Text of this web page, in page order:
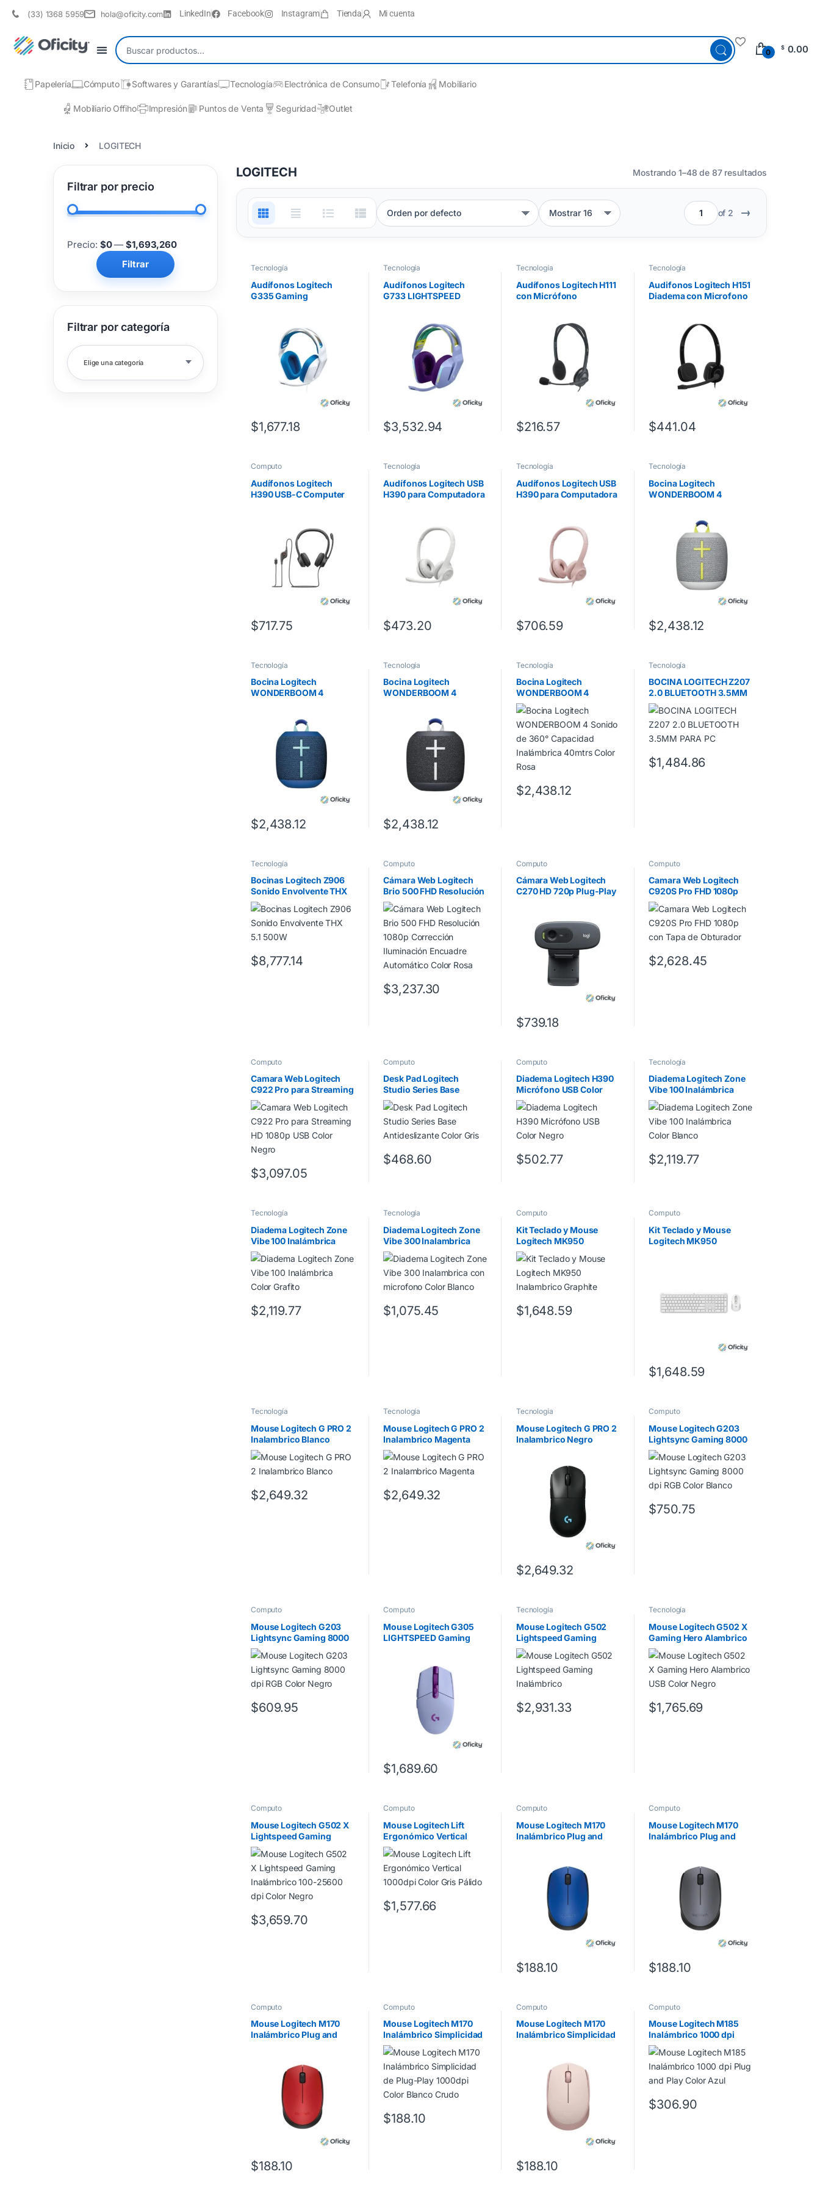
(33) 1368 5959 hola@oficity.com LinkedIn Facebook Instagram Tienda Mi cuenta
0
$ 0.00
Papelería Cómputo Softwares y Garantías Tecnología Electrónica de Consumo Telefonía Mobiliario
Mobiliario Offiho Impresión Puntos de Venta Seguridad Outlet
Inicio LOGITECH
LOGITECH Mostrando 1–48 de 87 resultados
of 2 →
Tecnología
Audífonos Logitech
G335 Gaming
$1,677.18
Tecnología
Audífonos Logitech
G733 LIGHTSPEED
$3,532.94
Tecnología
Audífonos Logitech H111
con Micrófono
$216.57
Tecnología
Audifonos Logitech H151
Diadema con Microfono
$441.04
Computo
Audífonos Logitech
H390 USB-C Computer
$717.75
Tecnología
Audífonos Logitech USB
H390 para Computadora
Cable Color Blanco
$473.20
Tecnología
Audífonos Logitech USB
H390 para Computadora
Cable Color Rosa
$706.59
Tecnología
Bocina Logitech
WONDERBOOM 4
40mtrs Color Gris
$2,438.12
Tecnología
Bocina Logitech
WONDERBOOM 4
40m Color Azul
$2,438.12
Tecnología
Bocina Logitech
WONDERBOOM 4
40m Color Negro
$2,438.12
Tecnología
Bocina Logitech
WONDERBOOM 4
Sonido de 360°
Capacidad Inalámbrica
40m Color Rosa
$2,438.12
Tecnología
BOCINA LOGITECH Z207
2.0 BLUETOOTH 3.5MM
PARA PC
$1,484.86
Tecnología
Bocinas Logitech Z906
Sonido Envolvente THX
5.1 500W
$8,777.14
Computo
Cámara Web Logitech
Brio 500 FHD Resolución
1080p Corrección
Iluminación Encuadre
Automático Color Rosa
$3,237.30
Computo
Cámara Web Logitech
C270 HD 720p Plug-Play
$739.18
Computo
Camara Web Logitech
C920S Pro FHD 1080p
con Tapa de Obturador
$2,628.45
Computo
Camara Web Logitech
C922 Pro para Streaming
HD 1080p USB Color
Negro
$3,097.05
Computo
Desk Pad Logitech
Studio Series Base
Antideslizante Color Gris
$468.60
Computo
Diadema Logitech H390
Micrófono USB Color
Negro
$502.77
Tecnología
Diadema Logitech Zone
Vibe 100 Inalámbrica
Color Blanco
$2,119.77
Tecnología
Diadema Logitech Zone
Vibe 100 Inalámbrica
Color Grafito
$2,119.77
Tecnología
Diadema Logitech Zone
Vibe 300 Inalambrica
con microfono Color
Blanco
$1,075.45
Computo
Kit Teclado y Mouse
Logitech MK950
Inalambrico Graphite
$1,648.59
Computo
Kit Teclado y Mouse
Logitech MK950
$1,648.59
Tecnología
Mouse Logitech G PRO 2
Inalambrico Blanco
$2,649.32
Tecnología
Mouse Logitech G PRO 2
Inalambrico Magenta
$2,649.32
Tecnología
Mouse Logitech G PRO 2
Inalambrico Negro
$2,649.32
Computo
Mouse Logitech G203
Lightsync Gaming 8000
dpi RGB Color Blanco
$750.75
Computo
Mouse Logitech G203
Lightsync Gaming 8000
dpi RGB Color Negro
$609.95
Computo
Mouse Logitech G305
LIGHTSPEED Gaming
$1,689.60
Tecnología
Mouse Logitech G502
Lightspeed Gaming
Inalámbrico
$2,931.33
Tecnología
Mouse Logitech G502 X
Gaming Hero Alambrico
USB Color Negro
$1,765.69
Computo
Mouse Logitech G502 X
Lightspeed Gaming
Inalámbrico 100-25600
dpi Color Negro
$3,659.70
Computo
Mouse Logitech Lift
Ergonómico Vertical
1000dpi Color Gris
Pálido
$1,577.66
Computo
Mouse Logitech M170
Inalámbrico Plug and
$188.10
Computo
Mouse Logitech M170
Inalámbrico Plug and
$188.10
Computo
Mouse Logitech M170
Inalámbrico Plug and
$188.10
Computo
Mouse Logitech M170
Inalámbrico Simplicidad
de Plug-Play 1000dpi
Color Blanco Crudo
$188.10
Computo
Mouse Logitech M170
Inalámbrico Simplicidad
$188.10
Computo
Mouse Logitech M185
Inalámbrico 1000 dpi
Plug and Play Color Azul
$306.90
Filtrar por precio
Filtrar
Precio: $0—$1,693,260
Filtrar por categoría
Elige una categoría